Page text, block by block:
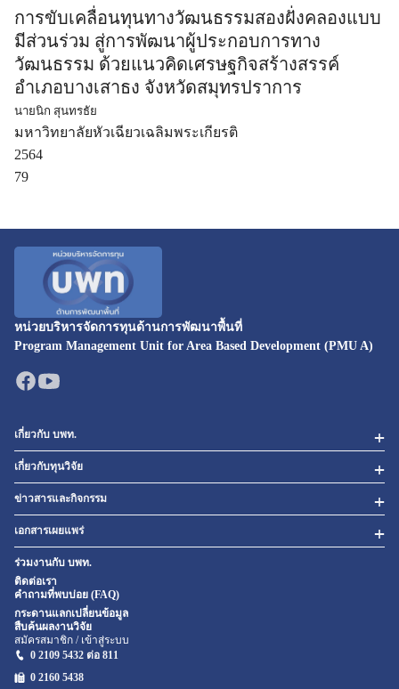
การขับเคลื่อนทุนทางวัฒนธรรมสองฝั่งคลองแบบ
มีส่วนร่วม สู่การพัฒนาผู้ประกอบการทาง
วัฒนธรรม ด้วยแนวคิดเศรษฐกิจสร้างสรรค์
อำเภอบางเสาธง จังหวัดสมุทรปราการ
นายนิก สุนทรธัย
มหาวิทยาลัยหัวเฉียวเฉลิมพระเกียรติ
2564
79
หน่วยบริหารจัดการทุนด้านการพัฒนาพื้นที่
Program Management Unit for Area Based Development (PMU A)
เกี่ยวกับ บพท.
เกี่ยวกับทุนวิจัย
ข่าวสารและกิจกรรม
เอกสารเผยแพร่
ร่วมงานกับ บพท.
ติดต่อเรา
คำถามที่พบบ่อย (FAQ)
กระดานแลกเปลี่ยนข้อมูล
สืบค้นผลงานวิจัย
สมัครสมาชิก / เข้าสู่ระบบ
0 2109 5432 ต่อ 811
0 2160 5438